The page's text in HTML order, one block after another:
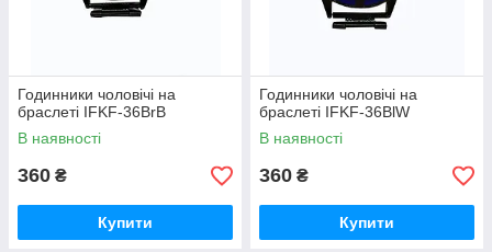
Годинники чоловічі на
браслеті IFKF-36BrB
В наявності
360 ₴
Купити
Годинники чоловічі на
браслеті IFKF-36BlW
В наявності
360 ₴
Купити